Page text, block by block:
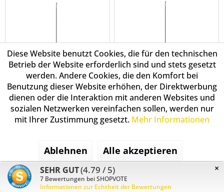
SLV 1008501 Magico,
konusförmige
E27, in weiß matt
167,20 € * 224,91 € *
Merken
SLV 1008502 Magico,
konusförmige
E27, in schwarz matt/
gold
167,20 € *
Merken
Diese Website benutzt Cookies, die für den technischen
Betrieb der Website erforderlich sind und stets gesetzt
werden. Andere Cookies, die den Komfort bei
Benutzung dieser Website erhöhen, der Direktwerbung
dienen oder die Interaktion mit anderen Websites und
sozialen Netzwerken vereinfachen sollen, werden nur
mit Ihrer Zustimmung gesetzt. Mehr Informationen
Ablehnen Alle akzeptieren
Konfigurieren
×
SEHR GUT(4.79 / 5)
7 Bewertungen bei SHOPVOTE
Informationen zur Echtheit der Bewertungen